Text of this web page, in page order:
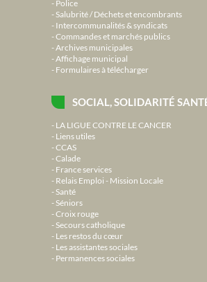
Police
Salubrité / Déchets et encombrants
Intercommunalités & syndicats
Commandes et marchés publics
Archives municipales
Affichage municipal
Formulaires à télécharger
SOCIAL, SOLIDARITÉ
LA LIGUE CONTRE LE CANCER
Liens utiles
CCAS
Calade
France services
Relais Emploi - Mission Locale
Santé
Séniors
Croix rouge
Secours catholique
Les restos du cœur
Les assistantes sociales
Permanences sociales